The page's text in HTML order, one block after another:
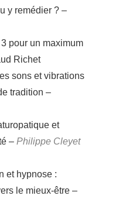
y remédier ? –
pour un maximum
Richet
sons et vibrations
tradition –
et
– Philippe Cleyet
et hypnose :
le mieux-être –